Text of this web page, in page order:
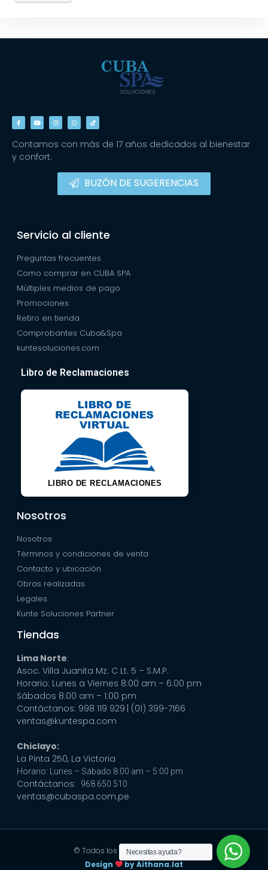
Contamos con más de 17 años dedicados al bienestar
y confort.
BUZÓN DE SUGERENCIAS
Servicio al cliente
Preguntas frecuentes
Como comprar en CUBA SPA
Múltiples medios de pago
Promociones
Retiro en tienda
Comprobantes Cuba&Spa
kuntesoluciones.com
Libro de Reclamaciones
LIBRO DE RECLAMACIONES
Nosotros
Nosotros
Términos y condiciones de venta
Contacto y ubicación
Obras realizadas
Legales
Kunte Soluciones Partner
Tiendas
Lima Norte:
Asoc. Villa Juanita Mz. C Lt. 5 – S.M.P.
Horario: Lunes a Viernes 8:00 am – 6:00 pm
Sábados 8:00 am – 1:00 pm
Contáctanos: 998 119 929 | (01) 399-7166
ventas@kuntespa.com
Chiclayo:
La Pinta 250, La Victoria
Horario: Lunes – Sábado 8:00 am – 5:00 pm
Contáctanos: 968 650 510
ventas@cubaspa.com.pe
© Todos los derechos reservados
Design
by Aithana.lat
Necesitas ayuda?